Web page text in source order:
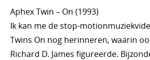
Aphex Twin – On (1993)
​Ik kan me de stop-
Twins On nog herinneren, waarin
Richard D. James figureerde.